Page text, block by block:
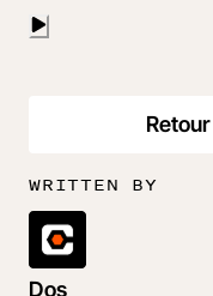
WRITTEN BY
Dos